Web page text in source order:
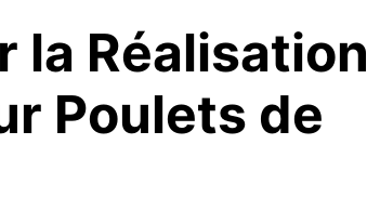
la Réalisation
Poulets de